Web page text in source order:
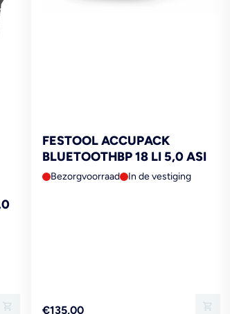
FESTOOL ACCUPACK
BLUETOOTHBP 18 LI 5,0 ASI
Bezorgvoorraad In de vestiging
Reguliere
€135,00